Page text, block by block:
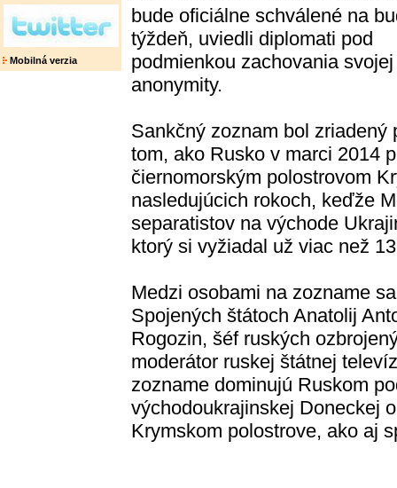
Mobilná verzia
bude oficiálne schválené na
týždeň, uviedli diplomati pod
podmienkou zachovania svojej
anonymity.
Sankčný zoznam bol zriadený
tom, ako Rusko v marci 2014
čiernomorským polostrovom
nasledujúcich rokoch, keďže
separatistov na východe
ktorý si vyžiadal už viac než
Medzi osobami na zozname
Spojených štátoch Anatolij
Rogozin, šéf ruských
moderátor ruskej štátnej
zozname dominujú Ruskom
východoukrajinskej Doneckej
Krymskom polostrove, ako aj